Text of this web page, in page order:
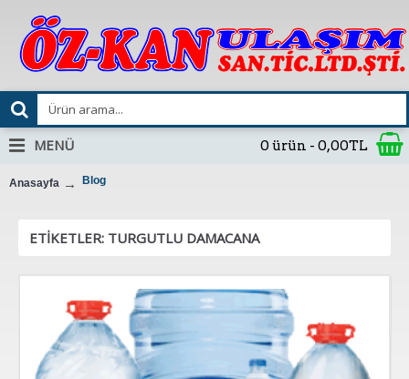
0 ürün - 0,00TL
MENÜ
Anasayfa Blog
ETIKETLER: TURGUTLU DAMACANA